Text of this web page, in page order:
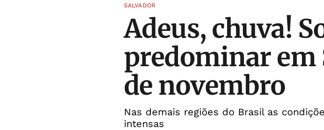
SALVADOR
Adeus, chuva!
predominar em
de novembro
Nas demais regiões do Brasil as
intensas